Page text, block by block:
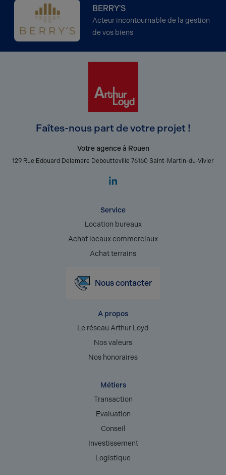
BERRY'S
Acteur incontournable de la gestion
de vos biens
Faîtes-nous part de votre projet !
Votre agence à Rouen
129 Rue Edouard Delamare Deboutteville 76160 Saint-Martin-du-Vivier
Service
Location bureaux
Achat locaux commerciaux
Achat terrains
Nous contacter
A propos
Le réseau Arthur Loyd
Nos valeurs
Nos honoraires
Métiers
Transaction
Evaluation
Conseil
Investissement
Logistique